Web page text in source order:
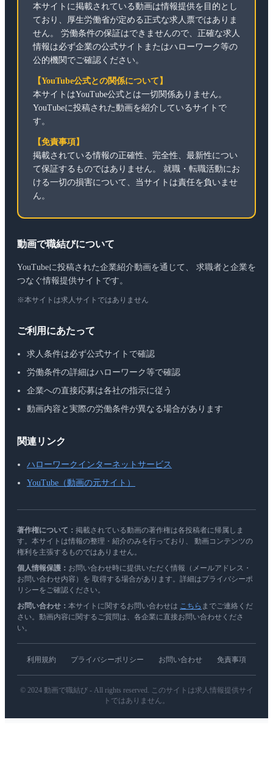
本サイトに掲載されている動画は情報提供を目的とし
ており、厚生労働省が定める正式な求人票ではありま
せん。 労働条件の保証はできませんので、正確な求人
情報は必ず企業の公式サイトまたはハローワーク等の
公的機関でご確認ください。
【YouTube公式との関係について】
本サイトはYouTube公式とは一切関係ありません。
YouTubeに投稿された動画を紹介しているサイトで
す。
【免責事項】
掲載されている情報の正確性、完全性、最新性につい
て保証するものではありません。 就職・転職活動にお
ける一切の損害について、当サイトは責任を負いませ
ん。
動画で職結びについて
YouTubeに投稿された企業紹介動画を通じて、 求職者と企業を
つなぐ情報提供サイトです。
※本サイトは求人サイトではありません
ご利用にあたって
求人条件は必ず公式サイトで確認
労働条件の詳細はハローワーク等で確認
企業への直接応募は各社の指示に従う
動画内容と実際の労働条件が異なる場合があります
関連リンク
ハローワークインターネットサービス
YouTube（動画の元サイト）
著作権について： 掲載されている動画の著作権は各投稿者に帰属しま
す。本サイトは情報の整理・紹介のみを行っており、 動画コンテンツの
権利を主張するものではありません。
個人情報保護： お問い合わせ時に提供いただく情報（メールアドレス・
お問い合わせ内容）を 取得する場合があります。詳細はプライバシーポ
リシーをご確認ください。
お問い合わせ： 本サイトに関するお問い合わせは こちら までご連絡くだ
さい。動画内容に関するご質問は、各企業に直接お問い合わせくださ
い。
利用規約 プライバシーポリシー お問い合わせ 免責事項
© 2024 動画で職結び - All rights reserved. このサイトは求人情報提供サイ
トではありません。